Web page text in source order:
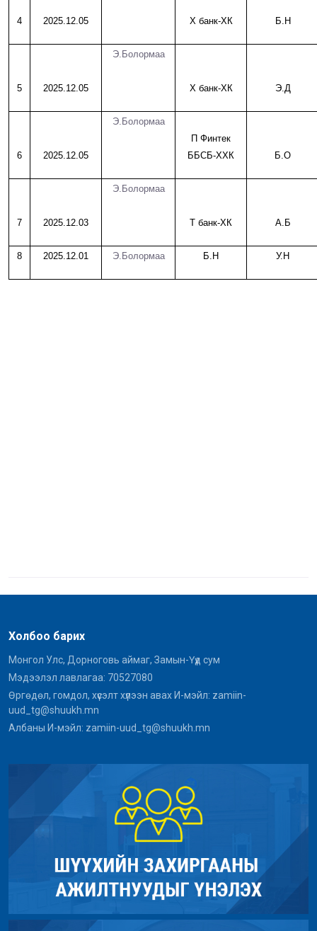
4 2025.12.05 Х банк-ХК Б.Н
5 2025.12.05
Э.Болормаа
Х банк-ХК Э.Д
6 2025.12.05
Э.Болормаа
П Финтек
ББСБ-ХХК
Б.О
7 2025.12.03
Э.Болормаа
Т банк-ХК А.Б
8 2025.12.01 Э.Болормаа Б.Н У.Н
Холбоо барих
Монгол Улс, Дорноговь аймаг, Замын-Үүд сум
Мэдээлэл лавлагаа: 70527080
Өргөдөл, гомдол, хүсэлт хүлээн авах И-мэйл: zamiin-
uud_tg@shuukh.mn
Албаны И-мэйл: zamiin-uud_tg@shuukh.mn